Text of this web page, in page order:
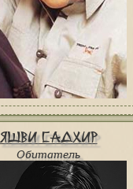
Яшви Садхир
Обитатель